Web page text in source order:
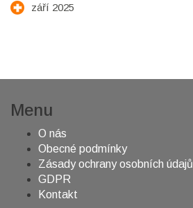
září 2025
Menu
O nás
Obecné podmínky
Zásady ochrany osobních údajů
GDPR
Kontakt